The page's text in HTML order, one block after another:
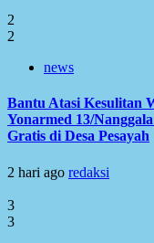
2
2
news
Bantu Atasi Kesulitan
Yonarmed 13/
Gratis di Desa Pesayah
2 hari ago redaksi
3
3